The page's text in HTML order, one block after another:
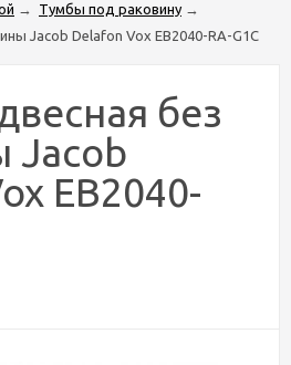
→ Тумбы под раковину →
Jacob Delafon Vox EB2040-RA-G1C
без
Jacob
EB2040-